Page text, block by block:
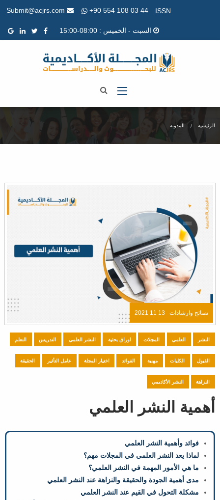
ISSN
+90 554 108 03 44
السبت - الخميس : 08:00-15:00
الرئيسية المدونة
نصائح وارشادات 13 11 2021
النشر العلمي المجلات اوراق بحثية النشر العلمي التدريس التعلم
القبول الكليات مهنية الفوائد اختيار المجلة عامل التأثير الحقيقة
النزاهة النشر الأكاديمي
أهمية النشر العلمي
فوائد وأهمية النشر العلمي
لماذا يعد النشر العلمي في المجلات مهم؟
ما هي الأمور المهمة في النشر العلمي؟
مدى أهمية الجودة والحقيقة والنزاهة عند النشر العلمي
مشكلة التحول في القيم عند النشر العلمي